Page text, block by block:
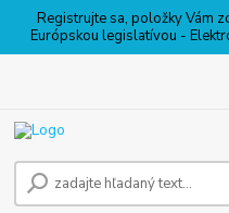
Registrujte sa, položky Vám
Európskou legislatívou -